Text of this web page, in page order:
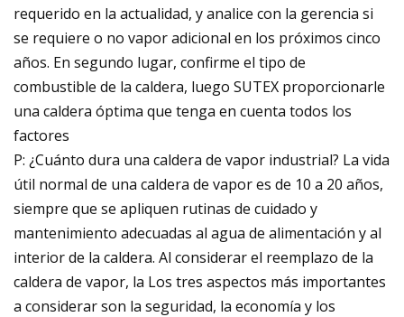
requerido en la actualidad, y analice con la gerencia si
se requiere o no vapor adicional en los próximos cinco
años. En segundo lugar, confirme el tipo de
combustible de la caldera, luego SUTEX proporcionarle
una caldera óptima que tenga en cuenta todos los
factores
P: ¿Cuánto dura una caldera de vapor industrial? La vida
útil normal de una caldera de vapor es de 10 a 20 años,
siempre que se apliquen rutinas de cuidado y
mantenimiento adecuadas al agua de alimentación y al
interior de la caldera. Al considerar el reemplazo de la
caldera de vapor, la Los tres aspectos más importantes
a considerar son la seguridad, la economía y los